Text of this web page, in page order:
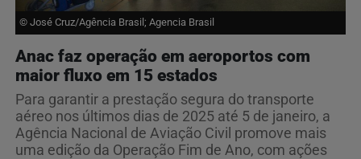
© José Cruz/Agência Brasil; Agencia Brasil
Anac faz operação em aeroportos com
maior fluxo em 15 estados
Para garantir a prestação segura do transporte
aéreo nos últimos dias de 2025 até 5 de janeiro, a
Agência Nacional de Aviação Civil promove mais
uma edição da Operação Fim de Ano, com ações